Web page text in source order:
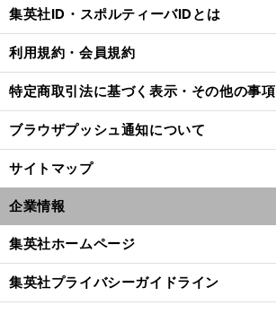
集英社ID・スポルティーバIDとは
利用規約・会員規約
特定商取引法に基づく表示・その他の事項
ブラウザプッシュ通知について
サイトマップ
企業情報
集英社ホームページ
集英社プライバシーガイドライン